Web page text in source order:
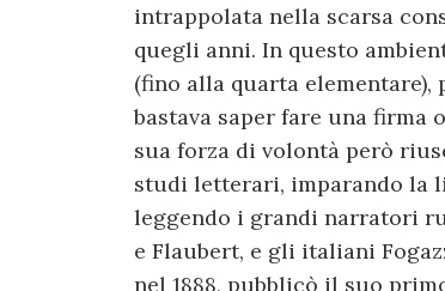
intrappolata nella scarsa
quegli anni. In questo
(fino alla quarta elementare),
bastava saper fare una firma
sua forza di volontà però
studi letterari, imparando la
leggendo i grandi narratori
e Flaubert, e gli italiani
nel 1888, pubblicò il suo